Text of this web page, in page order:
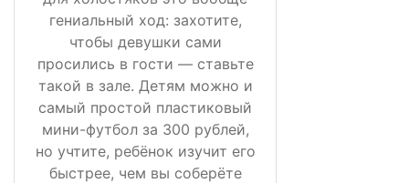
гениальный ход: захотите,
чтобы девушки сами
просились в гости — ставьте
такой в зале. Детям можно и
самый простой пластиковый
мини-футбол за 300 рублей,
но учтите, ребёнок изучит его
быстрее, чем вы соберёте